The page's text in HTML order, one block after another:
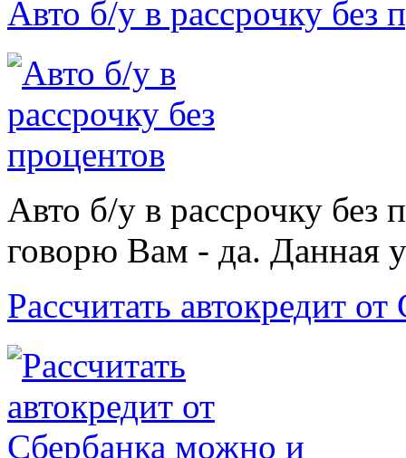
Авто б/у в рассрочку без
Авто б/у в рассрочку
говорю Вам - да. Данная
Рассчитать автокредит